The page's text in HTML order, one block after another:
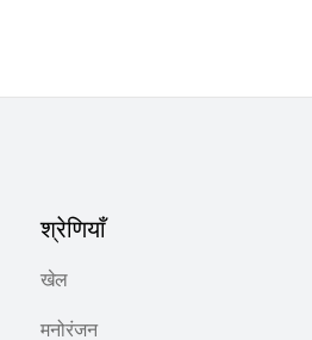
श्रेणियाँ
खेल
मनोरंजन